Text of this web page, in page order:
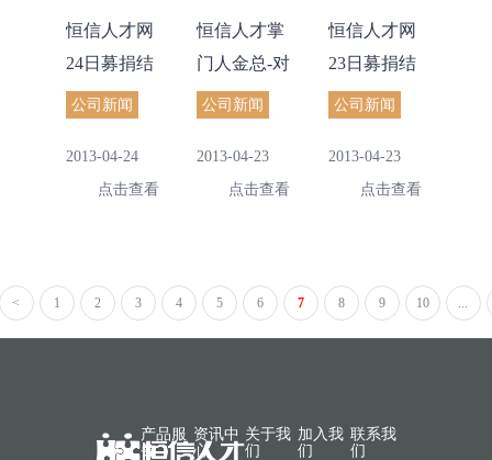
恒信人才网
24日募捐结
果报告
公司新闻
2013-04-24
点击查看
恒信人才掌
门人金总-对
恒信内部募
公司新闻
2013-04-23
点击查看
恒信人才网
23日募捐结
果公告
公司新闻
2013-04-23
点击查看
< 1 2 3 4 5 6 7 8 9 10 ...
产品服
务
资讯中
心
关于我
们
加入我
们
联系我
们